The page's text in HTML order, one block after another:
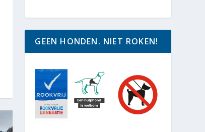
GEEN HONDEN. NIET ROKEN!